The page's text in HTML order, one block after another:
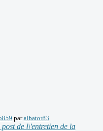
paralbator83
post de l\'entretien de la